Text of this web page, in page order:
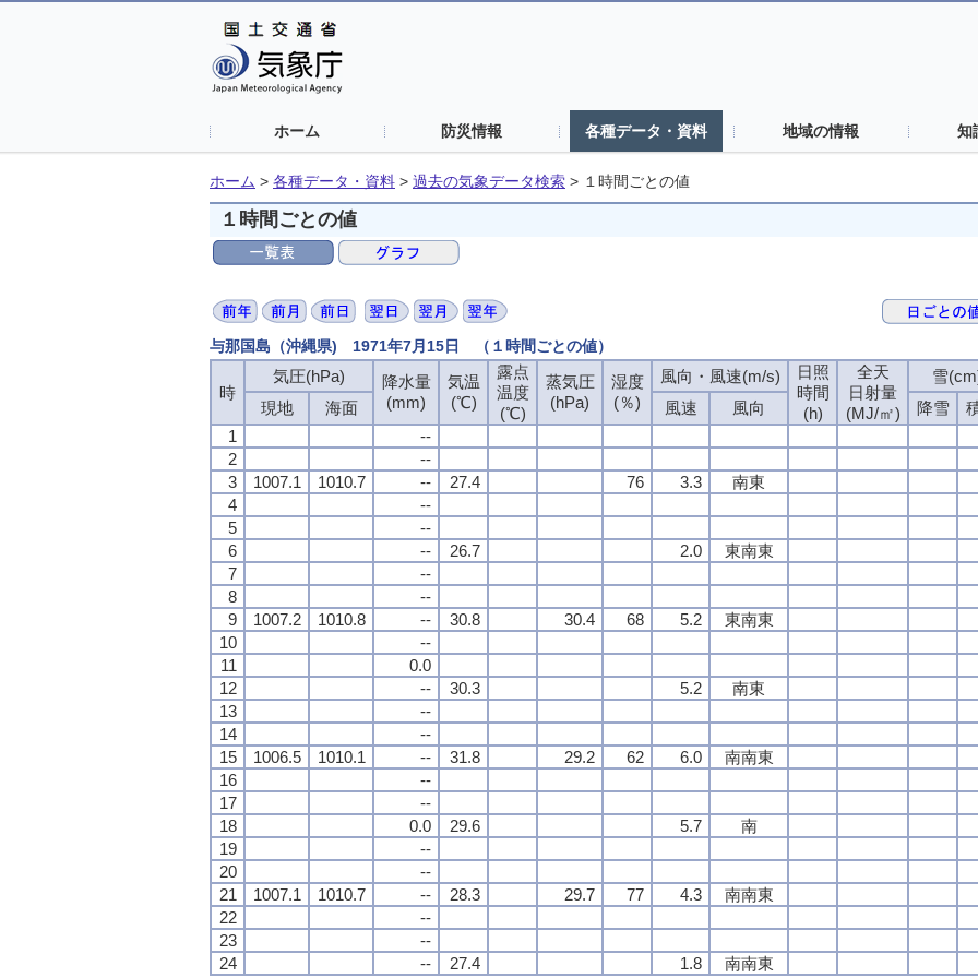
ホーム 防災情報 各種データ・資料 地域の情報 知
ホーム > 各種データ・資料 > 過去の気象データ検索 > １時間ごとの値
１時間ごとの値
与那国島（沖縄県) 1971年7月15日 （１時間ごとの値）
時
気圧(hPa)
降水量
(mm)
気温
(℃)
露点
温度
(℃)
蒸気圧
(hPa)
湿度
(％)
風向・風速(m/s)
日照
時間
(h)
全天
日射量
(MJ/㎡)
雪
現地 海面 風速 風向 降雪
1
--
2
--
3
1007.1 1010.7 -- 27.4 76 3.3
南東
4
--
5
--
6
-- 26.7 2.0
東南東
7
--
8
--
9
1007.2 1010.8 -- 30.8 30.4 68 5.2 東南東
10
--
11
0.0
12
-- 30.3 5.2
南東
13
--
14
--
15
1006.5 1010.1 -- 31.8 29.2 62 6.0 南南東
16
--
17
--
18
0.0 29.6 5.7
南
19
--
20
--
21
1007.1 1010.7 -- 28.3 29.7 77 4.3 南南東
22
--
23
--
24
-- 27.4 1.8 南南東